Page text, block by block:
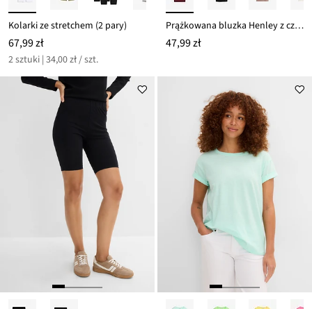
Kolarki ze stretchem (2 pary)
67,99 zł
2 sztuki | 34,00 zł / szt.
Prążkowana bluzka Henley z czystej bawełny
47,99 zł